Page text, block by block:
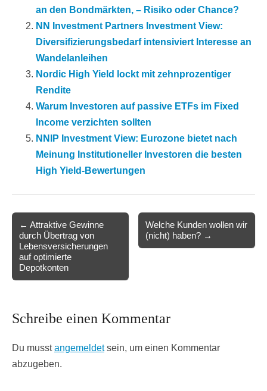
an den Bondmärkten, – Risiko oder Chance?
NN Investment Partners Investment View:
Diversifizierungsbedarf intensiviert Interesse an
Wandelanleihen
Nordic High Yield lockt mit zehnprozentiger
Rendite
Warum Investoren auf passive ETFs im Fixed
Income verzichten sollten
NNIP Investment View: Eurozone bietet nach
Meinung Institutioneller Investoren die besten
High Yield-Bewertungen
navigation
← Attraktive Gewinne
durch Übertrag von
Lebensversicherungen
auf optimierte
Depotkonten
Welche Kunden wollen wir
(nicht) haben? →
Schreibe einen Kommentar
Du musstangemeldetsein, um einen Kommentar
abzugeben.